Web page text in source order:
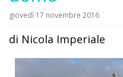
giovedì 17 novembre 2016
di Nicola Imperiale